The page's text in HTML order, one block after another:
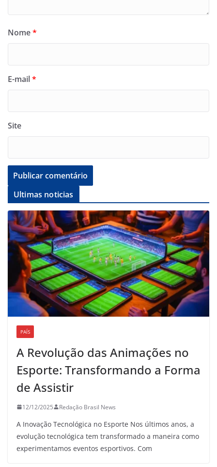
Nome*
E-mail*
Site
Ultimas noticias
PAÍS
A Revolução das Animações no
Esporte: Transformando a Forma
de Assistir
12/12/2025 Redação Brasil News
A Inovação Tecnológica no Esporte Nos últimos anos, a
evolução tecnológica tem transformado a maneira como
experimentamos eventos esportivos. Com